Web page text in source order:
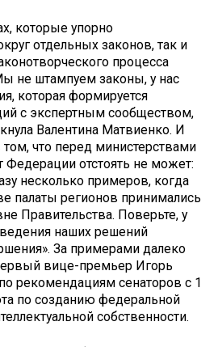
которые упорно
отдельных законов, так и
процесса
не штампуем законы, у нас
которая формируется
с экспертным сообществом,
Валентина Матвиенко. И
что перед министерствами
отстоять не может:
несколько примеров, когда
палаты регионов принимались
Правительства. Поверьте, у
наших решений
За примерами далеко
вице-премьер Игорь
рекомендациям сенаторов с 1
по созданию федеральной
собственности.